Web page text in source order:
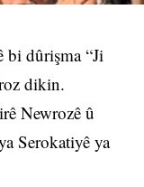
bi dûrişma “Ji
dikin.
Newrozê û
Serokatiyê ya